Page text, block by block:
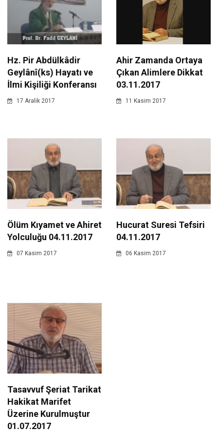
Hz. Pir Abdülkâdir
Geylânî(ks) Hayatı ve
İlmi Kişiliği Konferansı
17 Aralik 2017
Ahir Zamanda Ortaya
Çıkan Alimlere Dikkat
03.11.2017
11 Kasim 2017
Ölüm Kıyamet ve Ahiret
Yolculuğu 04.11.2017
07 Kasim 2017
Hucurat Suresi Tefsiri
04.11.2017
06 Kasim 2017
Tasavvuf Şeriat Tarikat
Hakikat Marifet
Üzerine Kurulmuştur
01.07.2017